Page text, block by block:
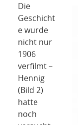
Die
Geschicht
e wurde
nicht nur
1906
verfilmt –
Hennig
(Bild 2)
hatte
noch